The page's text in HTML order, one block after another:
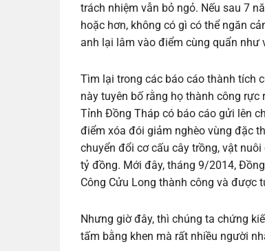
trách nhiệm vẫn bỏ ngỏ. Nếu sau 7
hoặc hơn, không có gì có thể ngăn
anh lại lâm vào điểm cùng quẩn như
Tìm lại trong các báo cáo thành tích
này tuyên bố rằng họ thành công
Tỉnh Đồng Tháp có báo cáo gửi lên
điểm xóa đói giảm nghèo vùng đặc
chuyển đổi cơ cấu cây trồng, vật
tỷ đồng. Mới đây, tháng 9/2014,
Công Cửu Long thành công và được
Nhưng giờ đây, thì chúng ta chứng
tấm bằng khen mà rất nhiều người